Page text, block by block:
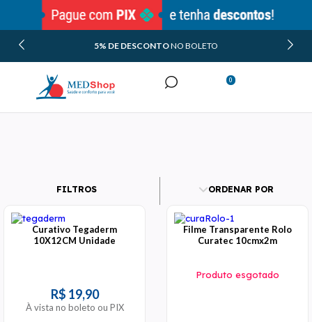
5% DE DESCONTONO BOLETO
0
FILTROS ORDENAR POR
Curativo Tegaderm
10X12CM Unidade
R$ 19,90
À vista no boleto ou PIX
Filme Transparente Rolo
Curatec 10cmx2m
Produto esgotado